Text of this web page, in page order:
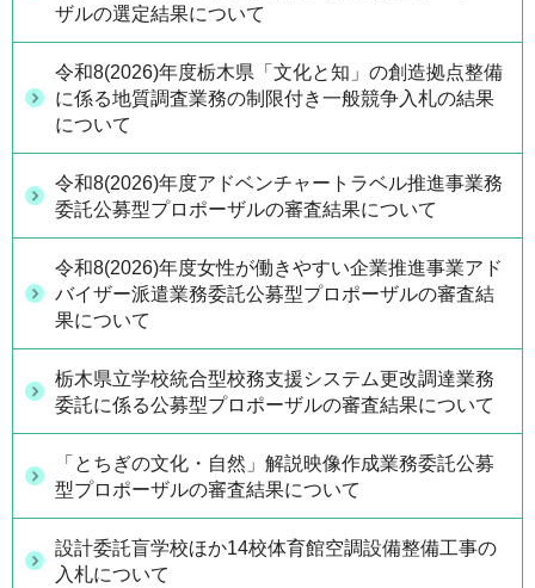
ザルの選定結果について
令和8(2026)年度栃木県「文化と知」の創造拠点整備
に係る地質調査業務の制限付き一般競争入札の結果
について
令和8(2026)年度アドベンチャートラベル推進事業務
委託公募型プロポーザルの審査結果について
令和8(2026)年度女性が働きやすい企業推進事業アド
バイザー派遣業務委託公募型プロポーザルの審査結
果について
栃木県立学校統合型校務支援システム更改調達業務
委託に係る公募型プロポーザルの審査結果について
「とちぎの文化・自然」解説映像作成業務委託公募
型プロポーザルの審査結果について
設計委託盲学校ほか14校体育館空調設備整備工事の
入札について